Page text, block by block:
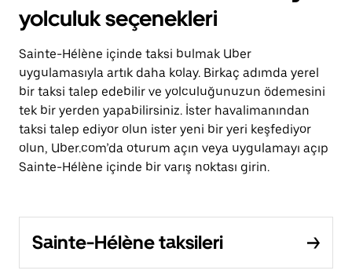
yolculuk seçenekleri
Sainte-Hélène içinde taksi bulmak Uber
uygulamasıyla artık daha kolay. Birkaç adımda yerel
bir taksi talep edebilir ve yolculuğunuzun ödemesini
tek bir yerden yapabilirsiniz. İster havalimanından
taksi talep ediyor olun ister yeni bir yeri keşfediyor
olun, Uber.com’da oturum açın veya uygulamayı açıp
Sainte-Hélène içinde bir varış noktası girin.
Sainte-Hélène taksileri